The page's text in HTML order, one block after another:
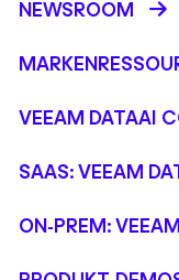
NEWSROOM
VEEAM DATAAI
SAAS: VEEAM
ON-PREM: